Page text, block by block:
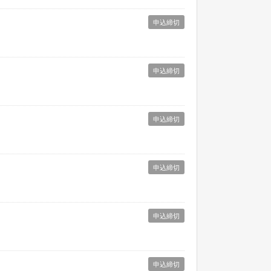
申込締切
申込締切
申込締切
申込締切
申込締切
申込締切